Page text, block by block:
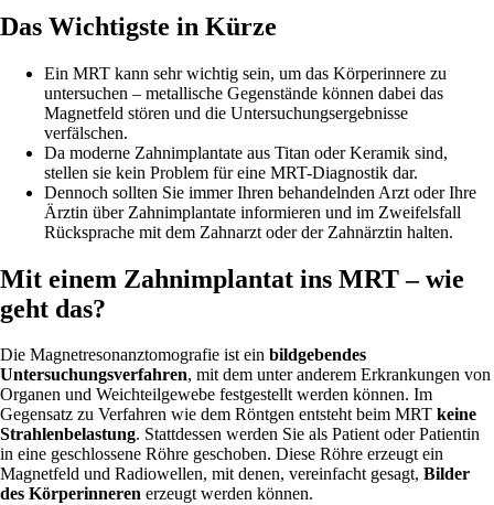
Das Wichtigste in Kürze
Ein MRT kann sehr wichtig sein, um das Körperinnere zu
untersuchen – metallische Gegenstände können dabei das
Magnetfeld stören und die Untersuchungsergebnisse
verfälschen.
Da moderne Zahnimplantate aus Titan oder Keramik sind,
stellen sie kein Problem für eine MRT-Diagnostik dar.
Dennoch sollten Sie immer Ihren behandelnden Arzt oder Ihre
Ärztin über Zahnimplantate informieren und im Zweifelsfall
Rücksprache mit dem Zahnarzt oder der Zahnärztin halten.
Mit einem Zahnimplantat ins MRT – wie
geht das?
Die Magnetresonanztomografie ist ein bildgebendes
Untersuchungsverfahren, mit dem unter anderem Erkrankungen von
Organen und Weichteilgewebe festgestellt werden können. Im
Gegensatz zu Verfahren wie dem Röntgen entsteht beim MRT keine
Strahlenbelastung. Stattdessen werden Sie als Patient oder Patientin
in eine geschlossene Röhre geschoben. Diese Röhre erzeugt ein
Magnetfeld und Radiowellen, mit denen, vereinfacht gesagt, Bilder
des Körperinneren erzeugt werden können.